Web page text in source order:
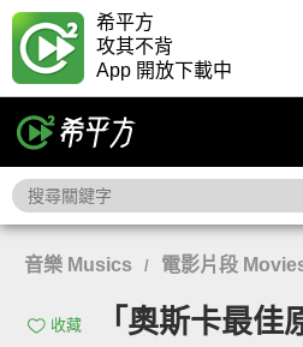
希平方
攻其不背
App 開放下載中
音樂 Musics / 電影片段
收藏
「奧斯卡最